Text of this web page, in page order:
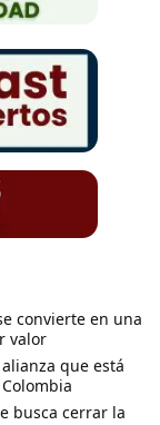
convierte en una
valor
que está
busca cerrar la